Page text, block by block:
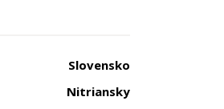
Slovensko
Nitriansky